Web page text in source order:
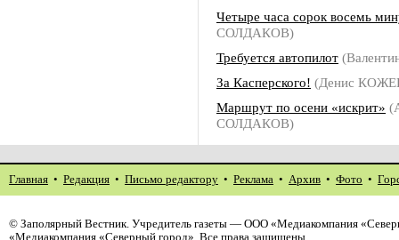
Четыре часа сорок восемь
СОЛДАКОВ)
Требуется автопилот
За Касперского! (Денис
Маршрут по осени «искрит»
СОЛДАКОВ)
Главная • Редакция • Письмо редактору • Реклама • Архив • Фото •
© Заполярный Вестник. Учредитель газеты — ООО «Медиакомпания
«Медиакомпания «Северный город». Все права защищены.